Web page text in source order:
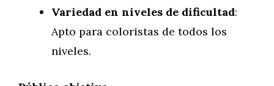
Variedad en niveles de dificultad:
Apto para coloristas de todos los
niveles.